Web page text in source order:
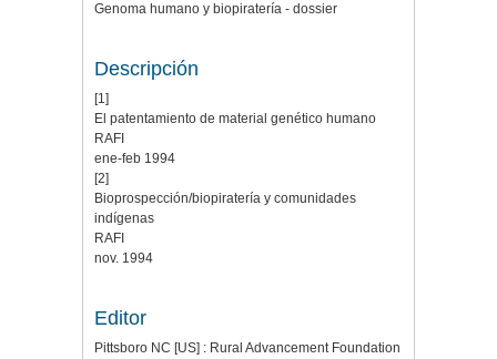
Genoma humano y biopiratería - dossier
Descripción
[1]
El patentamiento de material genético humano
RAFI
ene-feb 1994
[2]
Bioprospección/biopiratería y comunidades
indígenas
RAFI
nov. 1994
Editor
Pittsboro NC [US] : Rural Advancement Foundation